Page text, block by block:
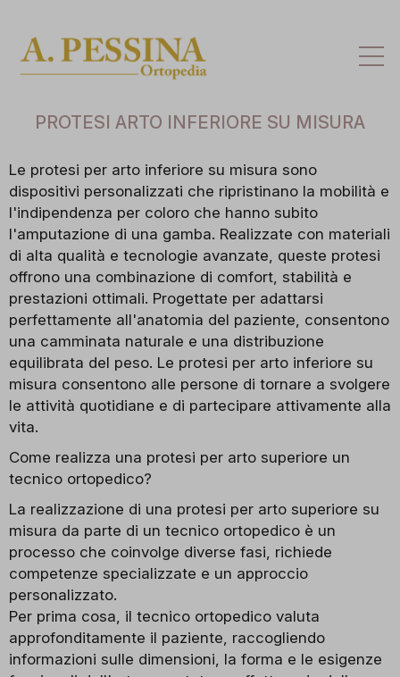
PROTESI ARTO INFERIORE SU MISURA
Le protesi per arto inferiore su misura sono
dispositivi personalizzati che ripristinano la mobilità e
l'indipendenza per coloro che hanno subito
l'amputazione di una gamba. Realizzate con materiali
di alta qualità e tecnologie avanzate, queste protesi
offrono una combinazione di comfort, stabilità e
prestazioni ottimali. Progettate per adattarsi
perfettamente all'anatomia del paziente, consentono
una camminata naturale e una distribuzione
equilibrata del peso. Le protesi per arto inferiore su
misura consentono alle persone di tornare a svolgere
le attività quotidiane e di partecipare attivamente alla
vita.
Come realizza una protesi per arto superiore un
tecnico ortopedico?
La realizzazione di una protesi per arto superiore su
misura da parte di un tecnico ortopedico è un
processo che coinvolge diverse fasi, richiede
competenze specializzate e un approccio
personalizzato.
Per prima cosa, il tecnico ortopedico valuta
approfonditamente il paziente, raccogliendo
informazioni sulle dimensioni, la forma e le esigenze